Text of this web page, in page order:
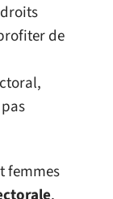
de
femmes